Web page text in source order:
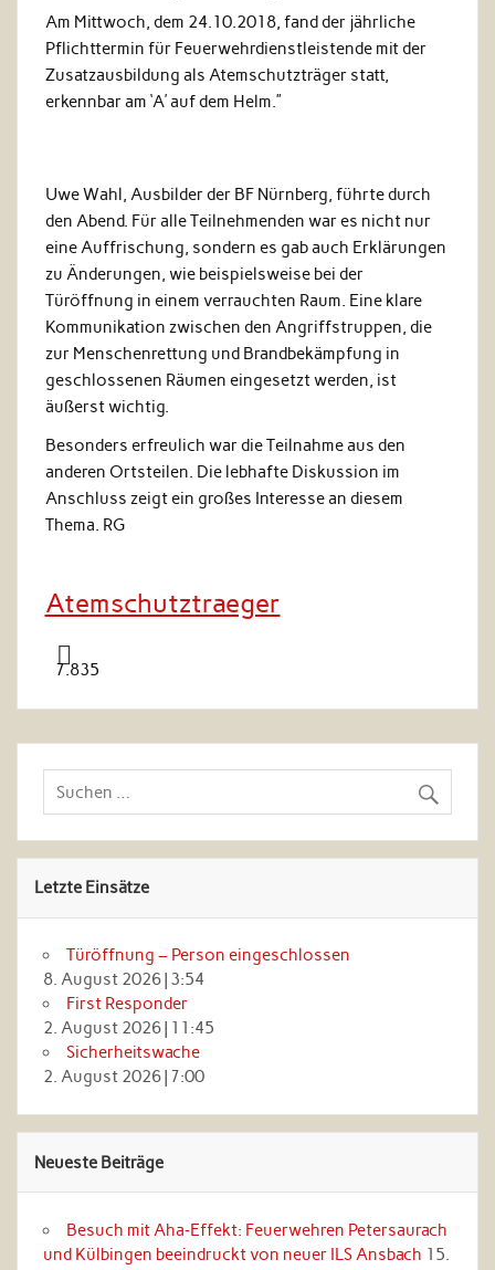
Am Mittwoch, dem 24.10.2018, fand der jährliche
Pflichttermin für Feuerwehrdienstleistende mit der
Zusatzausbildung als Atemschutzträger statt,
erkennbar am ‘A’ auf dem Helm.”
Uwe Wahl, Ausbilder der BF Nürnberg, führte durch
den Abend. Für alle Teilnehmenden war es nicht nur
eine Auffrischung, sondern es gab auch Erklärungen
zu Änderungen, wie beispielsweise bei der
Türöffnung in einem verrauchten Raum. Eine klare
Kommunikation zwischen den Angriffstruppen, die
zur Menschenrettung und Brandbekämpfung in
geschlossenen Räumen eingesetzt werden, ist
äußerst wichtig.
Besonders erfreulich war die Teilnahme aus den
anderen Ortsteilen. Die lebhafte Diskussion im
Anschluss zeigt ein großes Interesse an diesem
Thema. RG
Atemschutztraeger
7.835
Letzte Einsätze
Türöffnung – Person eingeschlossen
8. August 2026| 3:54
First Responder
2. August 2026| 11:45
Sicherheitswache
2. August 2026| 7:00
Neueste Beiträge
Besuch mit Aha‑Effekt: Feuerwehren Petersaurach
und Külbingen beeindruckt von neuer ILS Ansbach 15.